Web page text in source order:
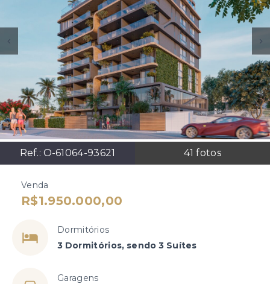
Ref.: O-61064-93621 41 fotos
Venda
R$1.950.000,00
Dormitórios
3 Dormitórios, sendo 3 Suítes
Garagens